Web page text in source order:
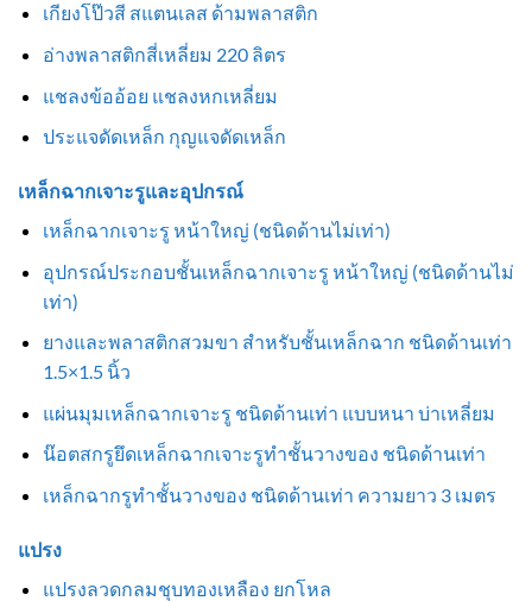
เกียงโป๊วสี สแตนเลส ด้ามพลาสติก
อ่างพลาสติกสี่เหลี่ยม 220 ลิตร
แชลงข้ออ้อย แชลงหกเหลี่ยม
ประแจดัดเหล็ก กุญแจดัดเหล็ก
เหล็กฉากเจาะรูและอุปกรณ์
เหล็กฉากเจาะรู หน้าใหญ่ (ชนิดด้านไม่เท่า)
อุปกรณ์ประกอบชั้นเหล็กฉากเจาะรู หน้าใหญ่ (ชนิดด้านไม่
เท่า)
ยางและพลาสติกสวมขา สำหรับชั้นเหล็กฉาก ชนิดด้านเท่า
1.5×1.5 นิ้ว
แผ่นมุมเหล็กฉากเจาะรู ชนิดด้านเท่า แบบหนา บ่าเหลี่ยม
น๊อตสกรูยึดเหล็กฉากเจาะรูทำชั้นวางของ ชนิดด้านเท่า
เหล็กฉากรูทำชั้นวางของ ชนิดด้านเท่า ความยาว 3 เมตร
แปรง
แปรงลวดกลมชุบทองเหลือง ยกโหล